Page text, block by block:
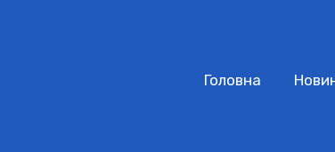
Головна